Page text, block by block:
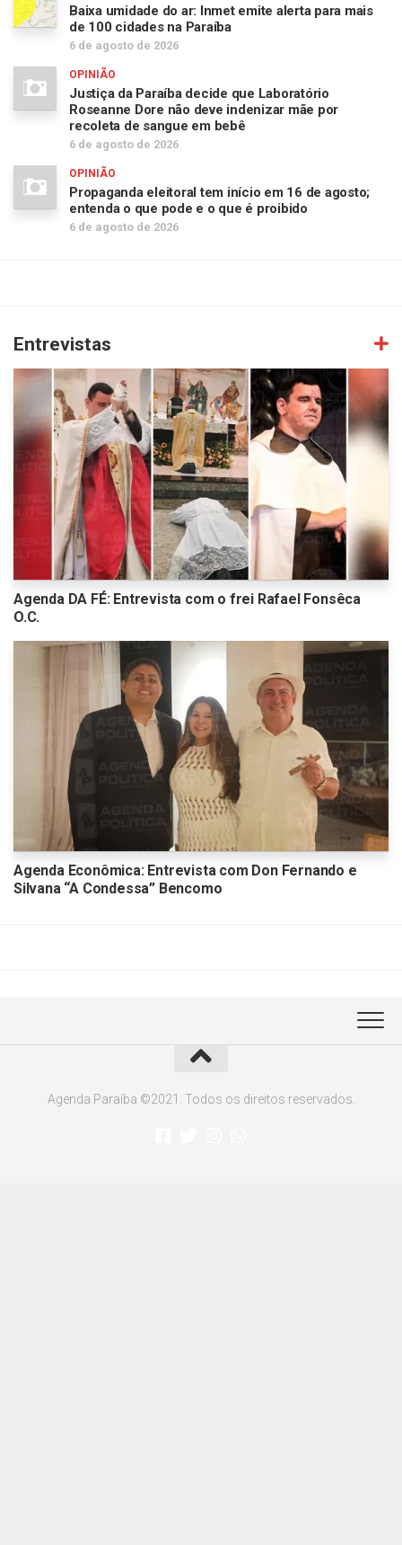
Baixa umidade do ar: Inmet emite alerta para mais
de 100 cidades na Paraíba
6 de agosto de 2026
OPINIÃO
Justiça da Paraíba decide que Laboratório
Roseanne Dore não deve indenizar mãe por
recoleta de sangue em bebê
6 de agosto de 2026
OPINIÃO
Propaganda eleitoral tem início em 16 de agosto;
entenda o que pode e o que é proibido
6 de agosto de 2026
Entrevistas
Agenda DA FÉ: Entrevista com o frei Rafael Fonsêca
O.C.
Agenda Econômica: Entrevista com Don Fernando e
Silvana “A Condessa” Bencomo
Agenda Paraíba ©2021. Todos os direitos reservados.